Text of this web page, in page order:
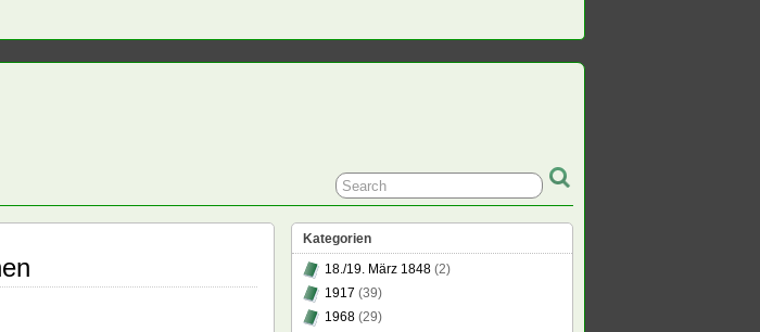
Kategorien
18./19. März 1848 (2)
1917 (39)
1968 (29)